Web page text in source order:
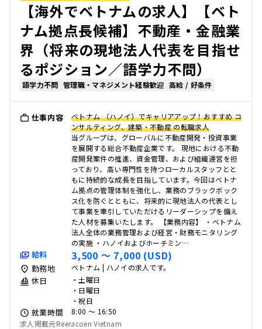
【海外でベトナムの求人】【ベト
ナム拠点長候補】不動産・金融業
界（将来の現地法人代表を目指せ
るポジション／語学力不問）
語学力不問 管理職・マネジメント経験歓迎 高給 / 好条件
仕事内容
ベトナム （ハノイ）でキャリアアップ！おすすめ コ
ンサルティング、建築・不動産 の転職求人
当グループは、グローバルに不動産開発・投資事業
を展開する総合不動産企業です。 現地における不動
産開発案件の推進、資金管理、および組織運営を担
っており、高い専門性を持つローカルスタッフとと
もに持続的な成長を目指しています。今回はベトナ
ム拠点の管理体制を強化し、業務のブラックボック
ス化を防ぐとともに、将来的に現地法人の代表とし
て事業を牽引していただけるリーダーシップを備え
た人材を募集いたします。 【業務内容】 ・ベトナム
法人全体の業務管理および経営・財務モニタリング
の実施 ・ハノイおよびホーチミン…
給料 3,500 〜 7,000 (USD)
勤務地 ベトナム | ハノイの求人です。
休日
・土曜日
・日曜日
・祝日
就業時間
8:00 〜 16:50
求人掲載元Reeracoen Vietnam